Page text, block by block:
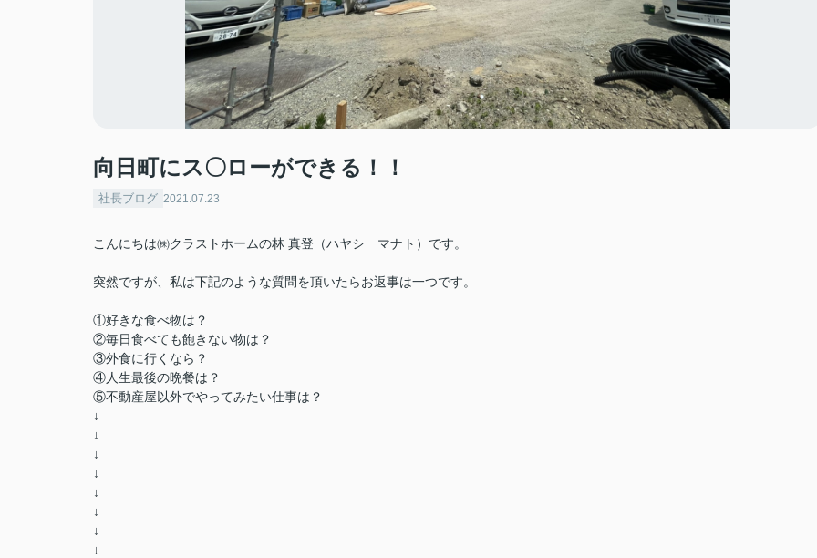
向日町にス〇ローができる！！
社長ブログ 2021.07.23
こんにちは㈱クラストホームの林 真登（ハヤシ マナト）です。
突然ですが、私は下記のような質問を頂いたらお返事は一つです。
①好きな食べ物は？
②毎日食べても飽きない物は？
③外食に行くなら？
④人生最後の晩餐は？
⑤不動産屋以外でやってみたい仕事は？
↓
↓
↓
↓
↓
↓
↓
↓